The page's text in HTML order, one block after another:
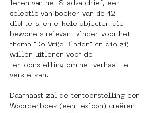
lenen van het Stadsarchief, een
selectie van boeken van de 12
dichters, en enkele objecten die
bewoners relevant vinden voor het
thema "De Vrije Bladen" en die zij
willen uitlenen voor de
tentoonstelling om het verhaal te
versterken.
Daarnaast zal de tentoonstelling een
Woordenboek (een Lexicon) creëren